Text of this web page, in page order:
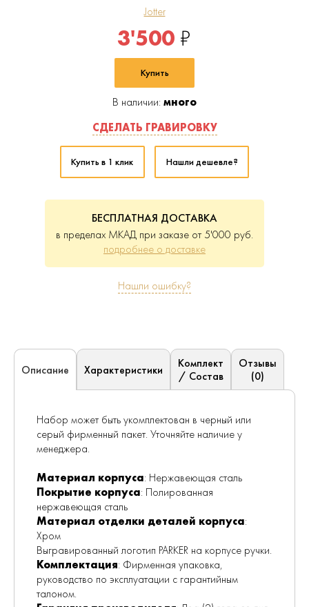
Jotter
3'500 ₽
Купить
В наличии: много
СДЕЛАТЬ ГРАВИРОВКУ
Купить в 1 клик Нашли дешевле?
БЕСПЛАТНАЯ ДОСТАВКА
в пределах МКАД при заказе от 5'000 руб.
подробнее о доставке
Нашли ошибку?
Описание Характеристики
Комплект
/ Состав
Отзывы
(0)
Набор может быть укомплектован в черный или
серый фирменный пакет. Уточняйте наличие у
менеджера.
Материал корпуса: Нержавеющая сталь
Покрытие корпуса: Полированная
нержавеющая сталь
Материал отделки деталей корпуса:
Хром
Выгравированный логотип PARKER на корпусе ручки.
Комплектация: Фирменная упаковка,
руководство по эксплуатации с гарантийным
талоном.